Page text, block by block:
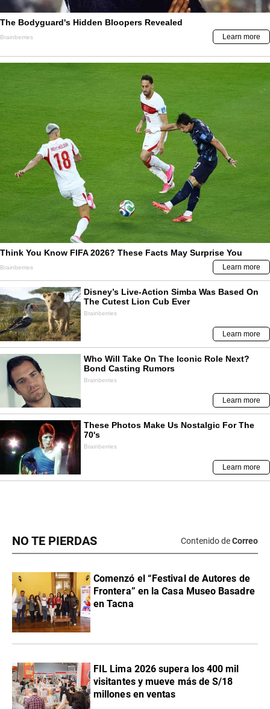
NO TE PIERDAS Contenido deCorreo
Comenzó el “Festival de Autores de
Frontera” en la Casa Museo Basadre
en Tacna
FIL Lima 2026 supera los 400 mil
visitantes y mueve más de S/18
millones en ventas